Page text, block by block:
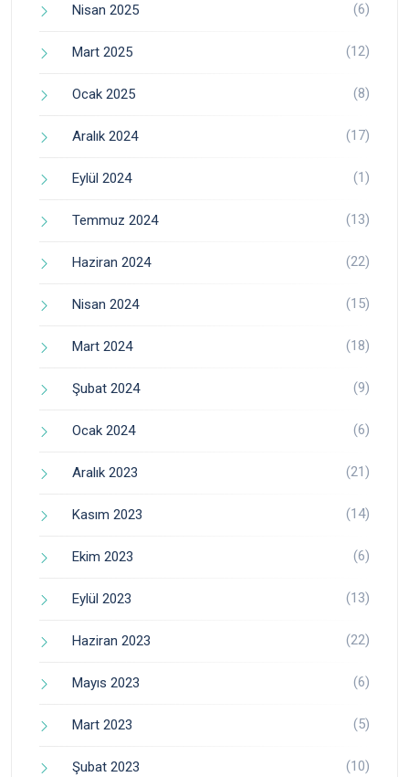
Nisan 2025 (6)
Mart 2025 (12)
Ocak 2025 (8)
Aralık 2024 (17)
Eylül 2024 (1)
Temmuz 2024 (13)
Haziran 2024 (22)
Nisan 2024 (15)
Mart 2024 (18)
Şubat 2024 (9)
Ocak 2024 (6)
Aralık 2023 (21)
Kasım 2023 (14)
Ekim 2023 (6)
Eylül 2023 (13)
Haziran 2023 (22)
Mayıs 2023 (6)
Mart 2023 (5)
Şubat 2023 (10)